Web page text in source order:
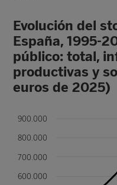
Evolución del
España, 1995-
público: total,
productivas y
euros de 2025)
600.000
700.000
800.000
900.000